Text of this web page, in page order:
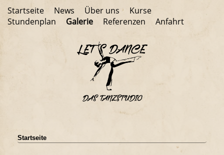
Startseite News Über uns
Kurse
Stundenplan
Galerie Referenzen Anfahrt
Startseite